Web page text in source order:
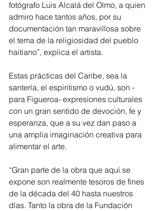
fotógrafo Luis Alcalá del Olmo, a quien
admiro hace tantos años, por su
documentación tan maravillosa sobre
el tema de la religiosidad del pueblo
haitiano”, explica el artista.
Estas prácticas del Caribe, sea la
santería, el espiritismo o vudú, son -
para Figueroa- expresiones culturales
con un gran sentido de devoción, fe y
esperanza, que a su vez dan paso a
una amplia imaginación creativa para
alimentar el arte.
“Gran parte de la obra que aquí se
expone son realmente tesoros de fines
de la década del 40 hasta nuestros
días. Tanto la obra de la Fundación